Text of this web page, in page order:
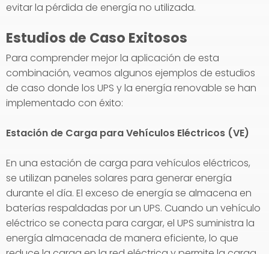
evitar la pérdida de energía no utilizada.
Estudios de Caso Exitosos
Para comprender mejor la aplicación de esta
combinación, veamos algunos ejemplos de estudios
de caso donde los UPS y la energía renovable se han
implementado con éxito:
Estación de Carga para Vehículos Eléctricos (VE)
En una estación de carga para vehículos eléctricos,
se utilizan paneles solares para generar energía
durante el día. El exceso de energía se almacena en
baterías respaldadas por un UPS. Cuando un vehículo
eléctrico se conecta para cargar, el UPS suministra la
energía almacenada de manera eficiente, lo que